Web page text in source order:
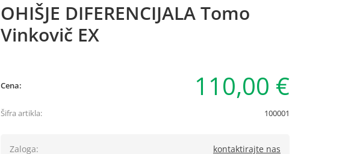
OHIŠJE DIFERENCIJALA Tomo
Vinkovič EX
Cena: 110,00 €
Šifra artikla: 100001
Zaloga: kontaktirajte nas